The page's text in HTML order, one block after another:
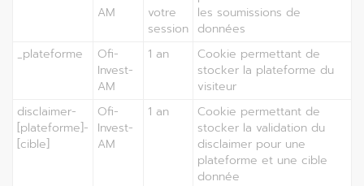
AM
votre
session
les soumissions de
données
_plateforme
Ofi-
Invest-
AM
1 an
Cookie permettant de
stocker la plateforme du
visiteur
disclaimer-
[plateforme]-
[cible]
Ofi-
Invest-
AM
1 an
Cookie permettant de
stocker la validation du
disclaimer pour une
plateforme et une cible
donnée